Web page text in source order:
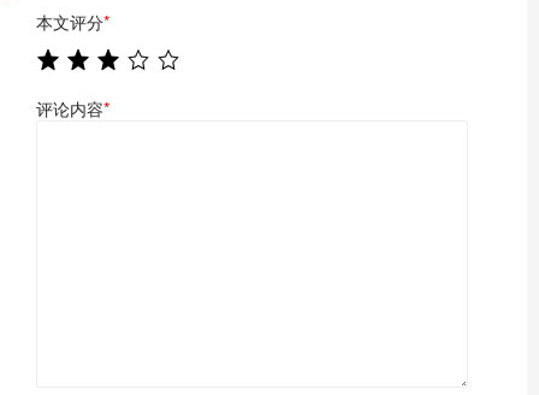
本文评分*
评论内容*